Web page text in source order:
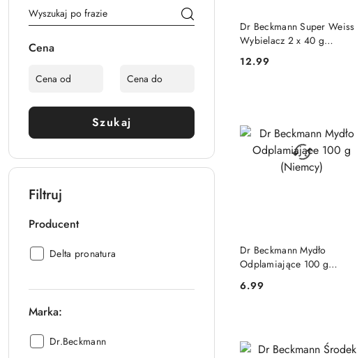
Cena
Szukaj
Filtruj
Producent
Producent:
Delta pronatura
Marka:
Marka::
Dr.Beckmann
Dr Beckmann Super Weiss
Wybielacz 2 x 40 g
Cena:
12.99
DO KOSZYKA
Dr Beckmann Mydło
Odplamiające 100 g
Cena:
6.99
DO KOSZYKA